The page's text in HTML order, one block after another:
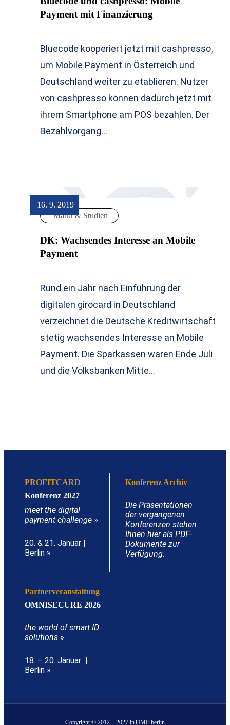
Payment mit Finanzierung
Bluecode kooperiert jetzt mit cashpresso,
um Mobile Payment in Österreich und
Deutschland weiter zu etablieren. Nutzer
von cashpresso können dadurch jetzt mit
ihrem Smartphone am POS bezahlen. Der
Bezahlvorgang…
16. 9. 2019
Markt & Studien
DK: Wachsendes Interesse an Mobile
Payment
Rund ein Jahr nach Einführung der
digitalen girocard in Deutschland
verzeichnet die Deutsche Kreditwirtschaft
stetig wachsendes Interesse an Mobile
Payment. Die Sparkassen waren Ende Juli
und die Volksbanken Mitte…
PROFITCARD
Konferenz 2027
meet the digital
payment challenge »
20. & 21. Januar |
Berlin »
Konferenz Archiv
Die Präsentationen
der vergangenen
Konferenzen stehen
Ihnen hier als PDF-
Dokumente zur
Verfügung.
Partnerveranstaltung
OMNISECURE 2026
the world of smart ID
solutions »
18. – 20. Januar |
Berlin »
Copyright © 2012 – 2027 inTIME berlin